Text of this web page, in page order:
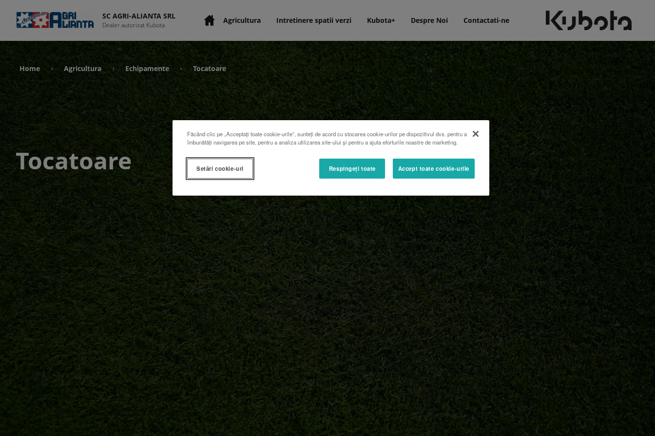
SC AGRI-ALIANTA SRL
Dealer autorizat Kubota Agricultura Intretinere spatii verzi Kubota+ Despre Noi Contactati-ne
Home › Agricultura › Echipamente › Tocatoare
Tocatoare
Făcând clic pe „Acceptați toate cookie-urile”, sunteți de acord cu stocarea cookie-urilor pe dispozitivul dvs. pentru a
îmbunătăți navigarea pe site, pentru a analiza utilizarea site-ului și pentru a ajuta eforturile noastre de marketing.
Respingeți toate Accept toate cookie-urile
Setări cookie-uri